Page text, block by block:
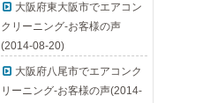
大阪府東大阪市でエアコン
クリーニング-お客様の声
(2014-08-20)
大阪府八尾市でエアコンク
リーニング-お客様の声(2014-